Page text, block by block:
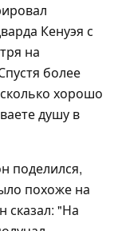
Кенуэя с
на
более
хорошо
душу в
поделился,
похоже на
сказал: "На